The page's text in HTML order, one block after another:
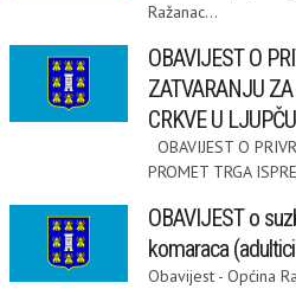
Ražanac...
OBAVIJEST O
ZATVARANJU
CRKVE U LJUPČU
OBAVIJEST O
PROMET TRGA
OBAVIJEST o
komaraca
Obavijest - Općina